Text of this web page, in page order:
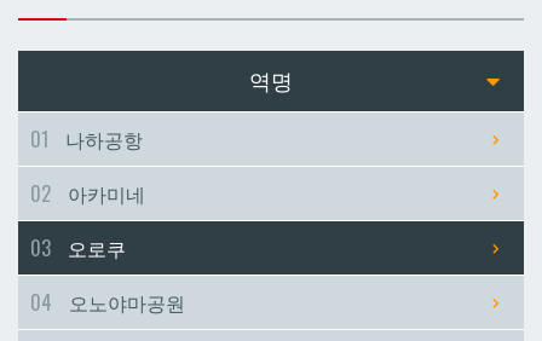
아사토
아사토
역명
01
나하공항
02
아카미네
03
오로쿠
04
오노야마공원